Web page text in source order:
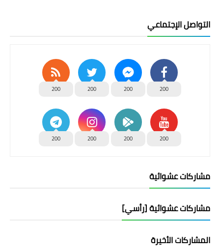
التواصل الإجتماعي
200
200
200
200
200
200
200
200
مشاركات عشوائية
مشاركات عشوائية [رأسي]
المشاركات الأخيرة